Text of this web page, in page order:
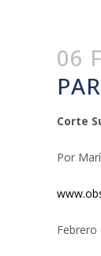
06
Corte
Por
Febrero